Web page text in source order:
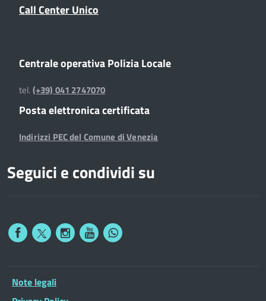
Call Center Unico
Centrale operativa Polizia Locale
tel.(+39) 041 2747070
Posta elettronica certificata
Indirizzi PEC del Comune di Venezia
Seguici e condividi su
Note legali